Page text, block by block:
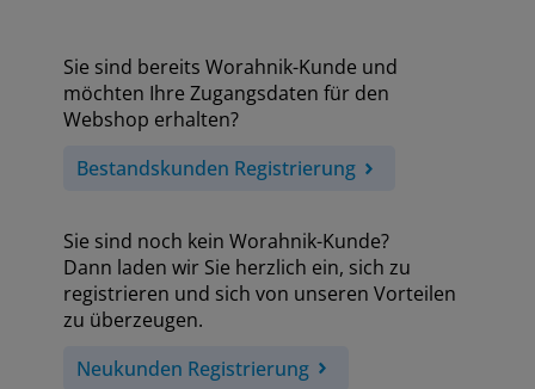
Sie sind bereits Worahnik-Kunde und
möchten Ihre Zugangsdaten für den
Webshop erhalten?
Bestandskunden Registrierung
Sie sind noch kein Worahnik-Kunde?
Dann laden wir Sie herzlich ein, sich zu
registrieren und sich von unseren Vorteilen
zu überzeugen.
Neukunden Registrierung